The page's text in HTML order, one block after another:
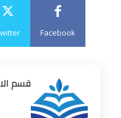
Facebook
قسم